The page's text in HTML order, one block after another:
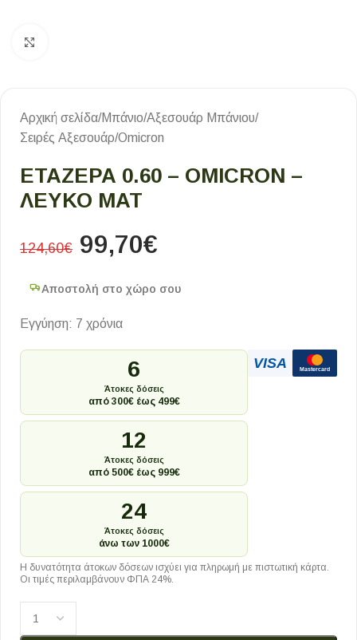
Αρχική σελίδα/Μπάνιο/Αξεσουάρ Μπάνιου/
Σειρές Αξεσουάρ/Omicron
ΕΤΑΖΕΡΑ 0.60 – OMICRON –
ΛΕΥΚΟ ΜΑΤ
124,60€ 99,70€
Αποστολή στο χώρο σου
Εγγύηση: 7 χρόνια
6
Άτοκες δόσεις
από 300€ έως 499€
12
Άτοκες δόσεις
από 500€ έως 999€
24
Άτοκες δόσεις
άνω των 1000€
VISA Mastercard
Η δυνατότητα άτοκων δόσεων ισχύει για πληρωμή με πιστωτική κάρτα.
Οι τιμές περιλαμβάνουν ΦΠΑ 24%.